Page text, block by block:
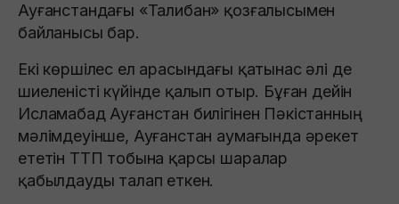
Ауғанстандағы «Талибан» қозғалысымен
байланысы бар.
Екі көршілес ел арасындағы қатынас әлі де
шиеленісті күйінде қалып отыр. Бұған дейін
Исламабад Ауғанстан билігінен Пәкістанның
мәлімдеуінше, Ауғанстан аумағында әрекет
ететін ТТП тобына қарсы шаралар
қабылдауды талап еткен.